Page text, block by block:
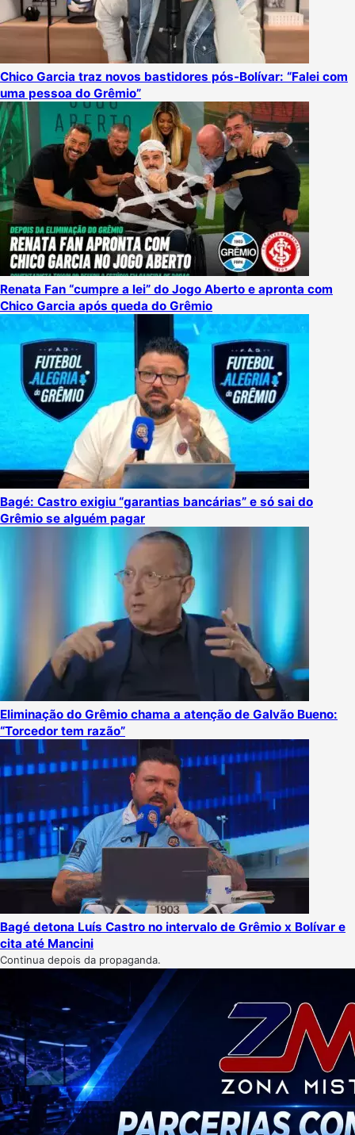
Chico Garcia traz novos bastidores pós-Bolívar: “Falei com
uma pessoa do Grêmio”
Renata Fan “cumpre a lei” do Jogo Aberto e apronta com
Chico Garcia após queda do Grêmio
Bagé: Castro exigiu “garantias bancárias” e só sai do
Grêmio se alguém pagar
Eliminação do Grêmio chama a atenção de Galvão Bueno:
“Torcedor tem razão”
Bagé detona Luís Castro no intervalo de Grêmio x Bolívar e
cita até Mancini
Continua depois da propaganda.